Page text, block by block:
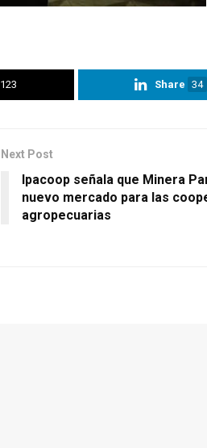
123 Share 34
Next Post
Ipacoop señala que Minera
nuevo mercado para las
agropecuarias